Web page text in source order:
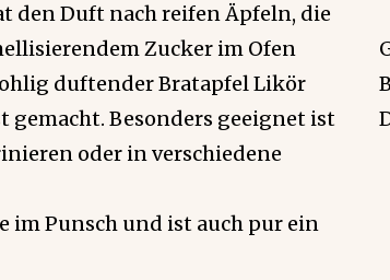
den Duft nach reifen Äpfeln, die
Zucker im Ofen
duftender Bratapfel Likör
gemacht. Besonders geeignet ist
oder in verschiedene
im Punsch und ist auch pur ein